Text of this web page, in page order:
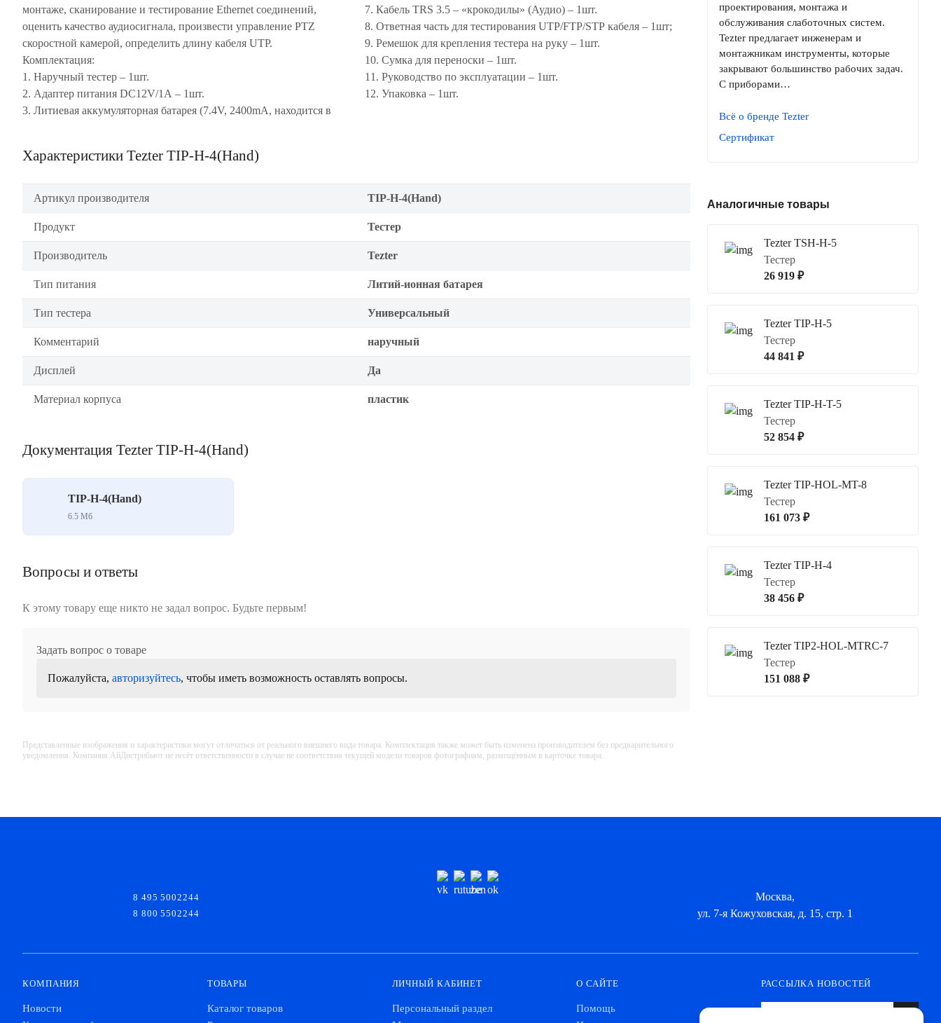
монтаже, сканирование и тестирование Ethernet соединений,
оценить качество аудиосигнала, произвести управление PTZ
скоростной камерой, определить длину кабеля UTP.
Комплектация:
1. Наручный тестер – 1шт.
2. Адаптер питания DC12V/1A – 1шт.
3. Литиевая аккумуляторная батарея (7.4V, 2400mA, находится в
7. Кабель TRS 3.5 – «крокодилы» (Аудио) – 1шт.
8. Ответная часть для тестирования UTP/FTP/STP кабеля – 1шт;
9. Ремешок для крепления тестера на руку – 1шт.
10. Сумка для переноски – 1шт.
11. Руководство по эксплуатации – 1шт.
12. Упаковка – 1шт.
Характеристики Tezter TIP-H-4(Hand)
Артикул производителя TIP-H-4(Hand)
Продукт Тестер
Производитель Tezter
Тип питания Литий-ионная батарея
Тип тестера Универсальный
Комментарий наручный
Дисплей Да
Материал корпуса пластик
Документация Tezter TIP-H-4(Hand)
TIP-H-4(Hand)
6.5 Mб
Вопросы и ответы
К этому товару еще никто не задал вопрос. Будьте первым!
Задать вопрос о товаре
Пожалуйста, авторизуйтесь, чтобы иметь возможность оставлять вопросы.
Представленные изображения и характеристики могут отличаться от реального внешнего вида товара. Комплектация также может быть изменена производителем без предварительного
уведомления. Компания АйДистрибьют не несёт ответственности в случае не соответствия текущей модели товаров фотографиям, размещённым в карточке товара.
проектирования, монтажа и
обслуживания слаботочных систем.
Tezter предлагает инженерам и
монтажникам инструменты, которые
закрывают большинство рабочих задач.
С приборами…
Всё о бренде Tezter
Сертификат
Аналогичные товары
Tezter TSH-H-5
Тестер
26 919 ₽
Tezter TIP-H-5
Тестер
44 841 ₽
Tezter TIP-H-T-5
Тестер
52 854 ₽
Tezter TIP-HOL-MT-8
Тестер
161 073 ₽
Tezter TIP-H-4
Тестер
38 456 ₽
Tezter TIP2-HOL-MTRC-7
Тестер
151 088 ₽
8 495 5002244
8 800 5502244
Москва,
ул. 7-я Кожуховская, д. 15, стр. 1
КОМПАНИЯ
Новости
ТОВАРЫ
Каталог товаров
ЛИЧНЫЙ КАБИНЕТ
Персональный раздел
О САЙТЕ
Помощь
РАССЫЛКА НОВОСТЕЙ